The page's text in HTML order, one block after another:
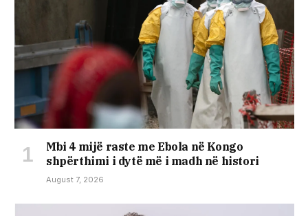
Mbi 4 mijë raste me Ebola në Kongo
shpërthimi i dytë më i madh në histori
August 7, 2026